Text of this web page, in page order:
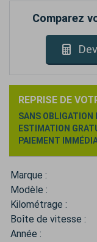
Comparez
REPRISE DE
SANS OBLIGATION
ESTIMATION
PAIEMENT
Marque :
Modèle :
Kilométrage :
Boîte de vitesse :
Année :